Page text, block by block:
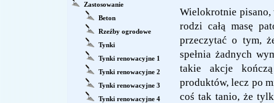
Zastosowanie
Beton
Rzeźby ogrodowe
Tynki
Tynki renowacyjne 1
Tynki renowacyjne 2
Tynki renowacyjne 3
Tynki renowacyjne 4
Wielokrotnie pisano,
rodzi całą masę
przeczytać o tym,
spełnia żadnych
takie akcje
produktów, lecz po
coś tak tanio, że